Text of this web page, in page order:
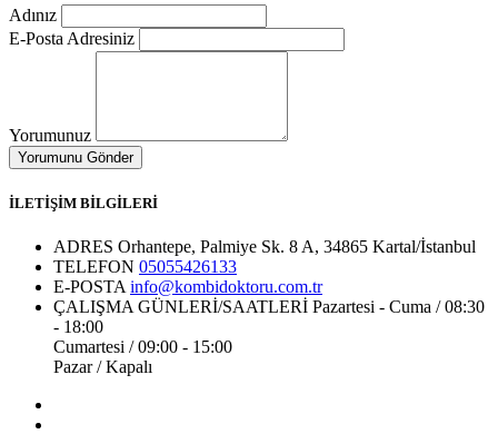
Adınız
E-Posta Adresiniz
Yorumunuz
İLETİŞİM BİLGİLERİ
ADRES Orhantepe, Palmiye Sk. 8 A, 34865 Kartal/İstanbul
TELEFON 05055426133
E-POSTA info@kombidoktoru.com.tr
ÇALIŞMA GÜNLERİ/SAATLERİ Pazartesi - Cuma / 08:30
- 18:00
Cumartesi / 09:00 - 15:00
Pazar / Kapalı